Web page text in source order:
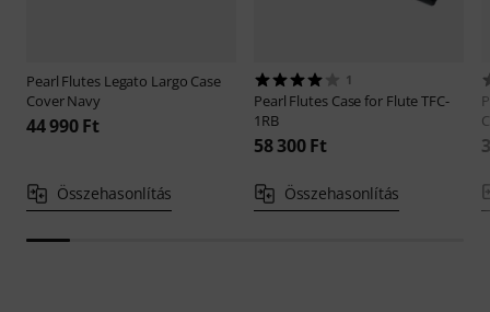
Pearl Flutes Legato Largo Case
Cover Navy
44 990 Ft
Összehasonlítás
1
Pearl Flutes Case for Flute TFC-
1RB
58 300 Ft
Összehasonlítás